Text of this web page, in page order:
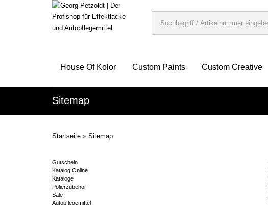
House Of Kolor Custom Paints Custom Creative
Sitemap
Startseite » Sitemap
Gutschein
Katalog Online
Kataloge
Polierzubehör
Sale
Autopflegemittel